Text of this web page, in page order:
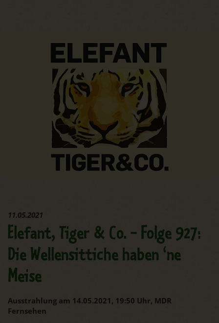
11.05.2021
Elefant, Tiger & Co. - Folge 927:
Die Wellensittiche haben ‘ne
Meise
Ausstrahlung am 14.05.2021, 19:50 Uhr, MDR
Fernsehen